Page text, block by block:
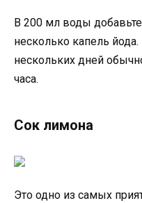
В 200 мл воды
несколько капель
нескольких дней
часа.
Сок лимона
Это одно из самых